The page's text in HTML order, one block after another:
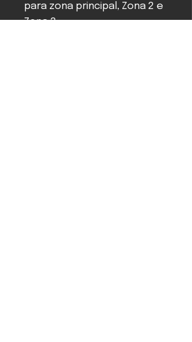
para zona principal, Zona 2 e
Zona 3.